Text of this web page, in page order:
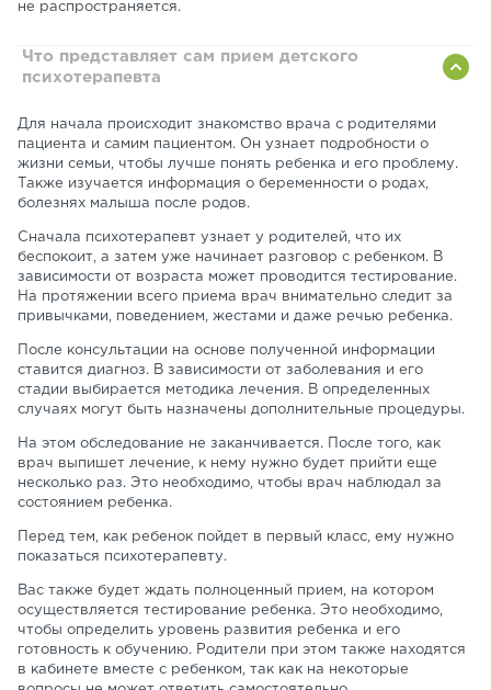
не распространяется.
Что представляет сам прием детского
психотерапевта
Для начала происходит знакомство врача с родителями
пациента и самим пациентом. Он узнает подробности о
жизни семьи, чтобы лучше понять ребенка и его проблему.
Также изучается информация о беременности о родах,
болезнях малыша после родов.
Сначала психотерапевт узнает у родителей, что их
беспокоит, а затем уже начинает разговор с ребенком. В
зависимости от возраста может проводится тестирование.
На протяжении всего приема врач внимательно следит за
привычками, поведением, жестами и даже речью ребенка.
После консультации на основе полученной информации
ставится диагноз. В зависимости от заболевания и его
стадии выбирается методика лечения. В определенных
случаях могут быть назначены дополнительные процедуры.
На этом обследование не заканчивается. После того, как
врач выпишет лечение, к нему нужно будет прийти еще
несколько раз. Это необходимо, чтобы врач наблюдал за
состоянием ребенка.
Перед тем, как ребенок пойдет в первый класс, ему нужно
показаться психотерапевту.
Вас также будет ждать полноценный прием, на котором
осуществляется тестирование ребенка. Это необходимо,
чтобы определить уровень развития ребенка и его
готовность к обучению. Родители при этом также находятся
в кабинете вместе с ребенком, так как на некоторые